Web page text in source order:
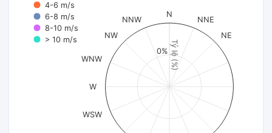
Tỷ lệ (%)
4-6 m/s
6-8 m/s
8-10 m/s
> 10 m/s
N
NNE
NE
WSW
W
WNW
NW
NNW
0%